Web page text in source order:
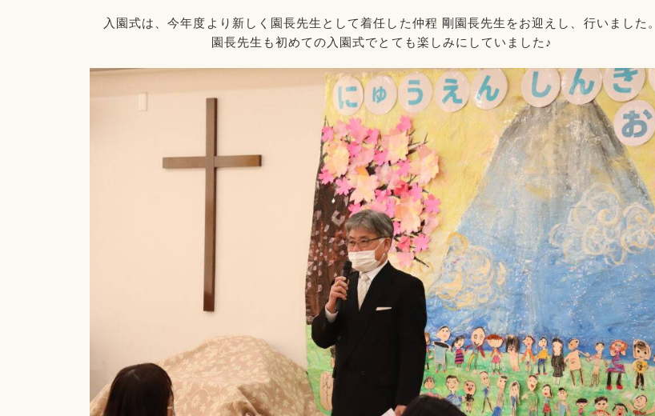
入園式は、今年度より新しく園長先生として着任した仲程 剛園長先生をお迎えし、行いました。
園長先生も初めての入園式でとても楽しみにしていました♪